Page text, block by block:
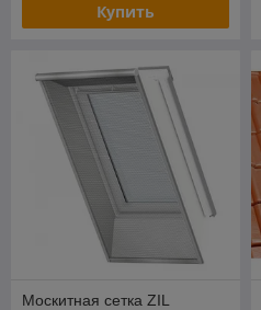
Купить
Москитная сетка ZIL